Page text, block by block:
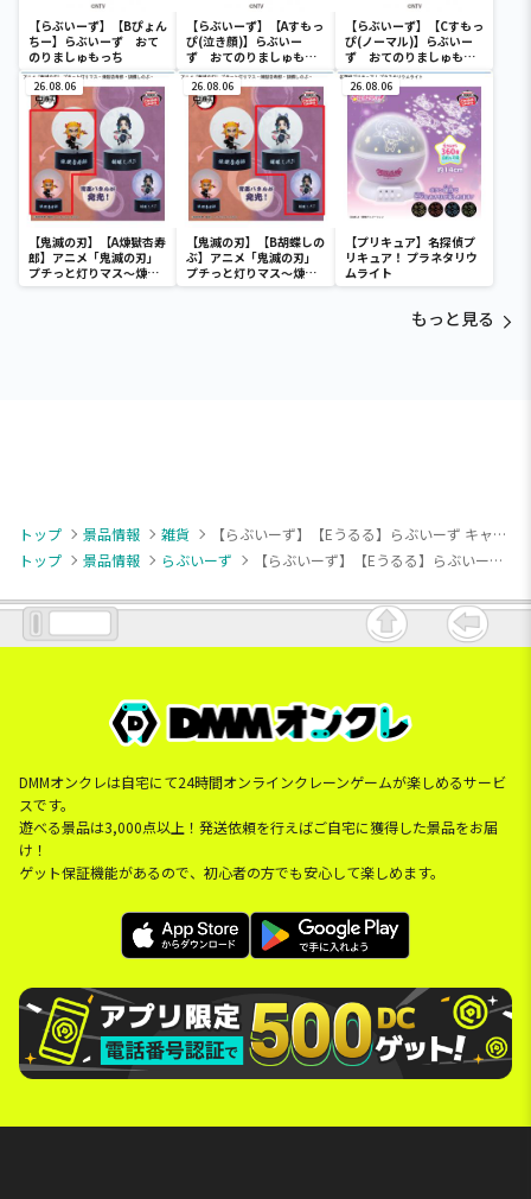
【らぶいーず】【Bぴょん
ちー】らぶいーず おて
のりましゅもっち
【らぶいーず】【Aすもっ
ぴ(泣き顔)】らぶいー
ず おてのりましゅもっ
ち
【らぶいーず】【Cすもっ
ぴ(ノーマル)】らぶいー
ず おてのりましゅもっ
ち
26.08.06
【鬼滅の刃】【A煉獄杏寿
郎】アニメ「鬼滅の刃」
プチっと灯りマス～煉獄
杏寿郎・胡蝶しのぶ～
26.08.06
【鬼滅の刃】【B胡蝶しの
ぶ】アニメ「鬼滅の刃」
プチっと灯りマス～煉獄
杏寿郎・胡蝶しのぶ～
26.08.06
【プリキュア】名探偵プ
リキュア！ プラネタリウ
ムライト
もっと見る
トップ 景品情報 雑貨
【らぶいーず】【Eうるる】らぶいーず キャラがおカードケース
トップ
景品情報 らぶいーず 【らぶいーず】【Eうるる】らぶいーず キャラがおカードケース
DMMオンクレは自宅にて24時間オンラインクレーンゲームが楽しめるサービ
スです。
遊べる景品は3,000点以上！発送依頼を行えばご自宅に獲得した景品をお届
け！
ゲット保証機能があるので、初心者の方でも安心して楽しめます。